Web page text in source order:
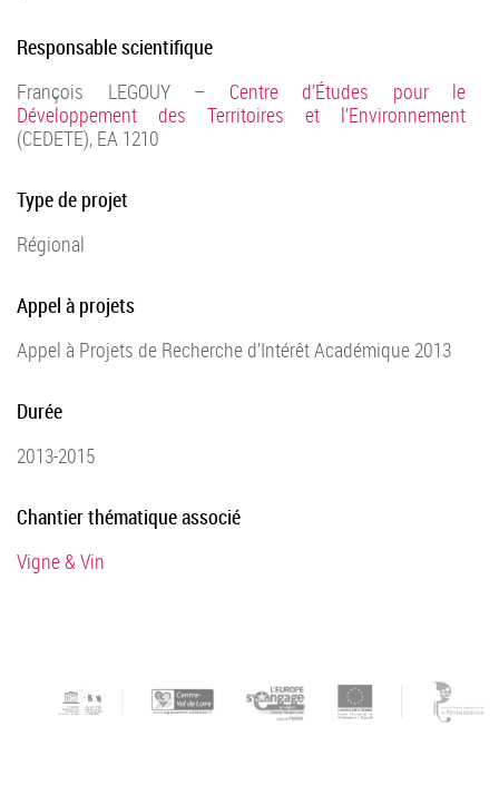
Responsable scientifique
François LEGOUY – Centre d’Études pour le
Développement des Territoires et l’Environnement
(CEDETE), EA 1210
Type de projet
Régional
Appel à projets
Appel à Projets de Recherche d’Intérêt Académique 2013
Durée
2013-2015
Chantier thématique associé
Vigne & Vin